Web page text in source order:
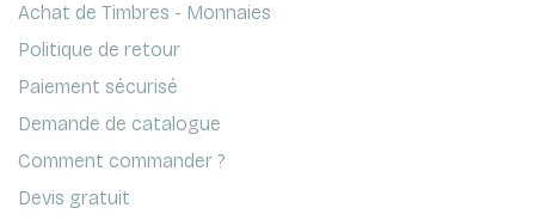
Achat de Timbres - Monnaies
Politique de retour
Paiement sécurisé
Demande de catalogue
Comment commander ?
Devis gratuit